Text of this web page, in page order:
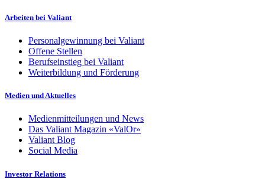
Arbeiten bei Valiant
Personalgewinnung bei Valiant
Offene Stellen
Berufseinstieg bei Valiant
Weiterbildung und Förderung
Medien und Aktuelles
Medienmitteilungen und News
Das Valiant Magazin «ValOr»
Valiant Blog
Social Media
Investor Relations